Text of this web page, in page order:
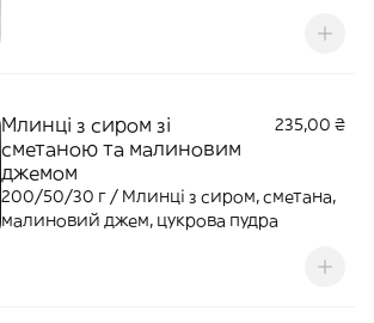
Млинці з сиром зі
сметаною та малиновим
джемом
235,00 ₴
200/50/30 г / Млинці з сиром, сметана,
малиновий джем, цукрова пудра